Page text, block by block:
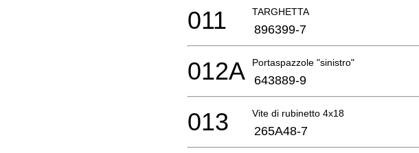
TARGHETTA
011 896399-7
Portaspazzole "sinistro"
012A 643889-9
Vite di rubinetto 4x18
013 265A48-7